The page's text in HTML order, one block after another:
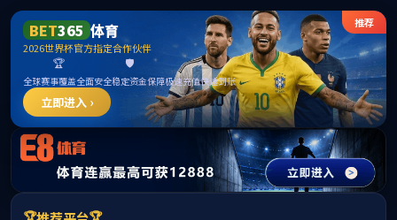
365英国上市公司(CHN-VIP认证)官网|Official
Website